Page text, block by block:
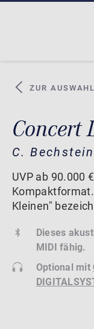
ZUR AUSWAHL
Concert
C.
UVP ab 90.000
Kleinen"
Dieses
MIDI fähig.
Optional mit